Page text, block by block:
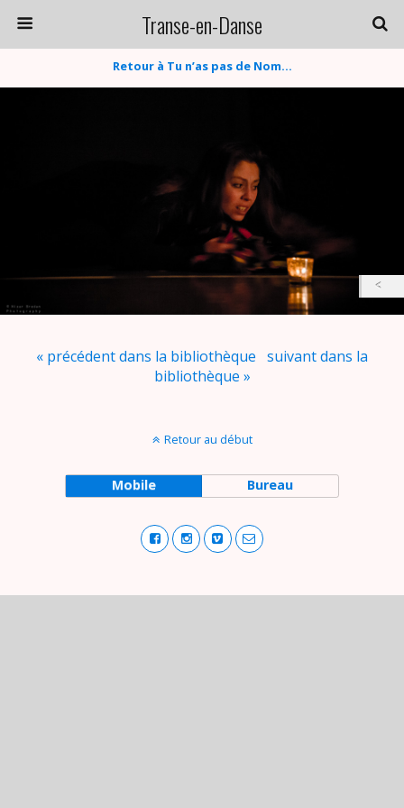
Transe-en-Danse
Retour à Tu n’as pas de Nom…
« précédent dans la bibliothèque suivant dans la
bibliothèque »
Retour au début
Mobile Bureau